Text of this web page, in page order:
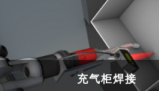
充气柜焊接